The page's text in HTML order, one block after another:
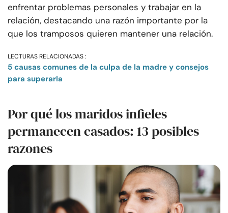
enfrentar problemas personales y trabajar en la
relación, destacando una razón importante por la
que los tramposos quieren mantener una relación.
LECTURAS RELACIONADAS :
5 causas comunes de la culpa de la madre y consejos
para superarla
Por qué los maridos infieles
permanecen casados: 13 posibles
razones